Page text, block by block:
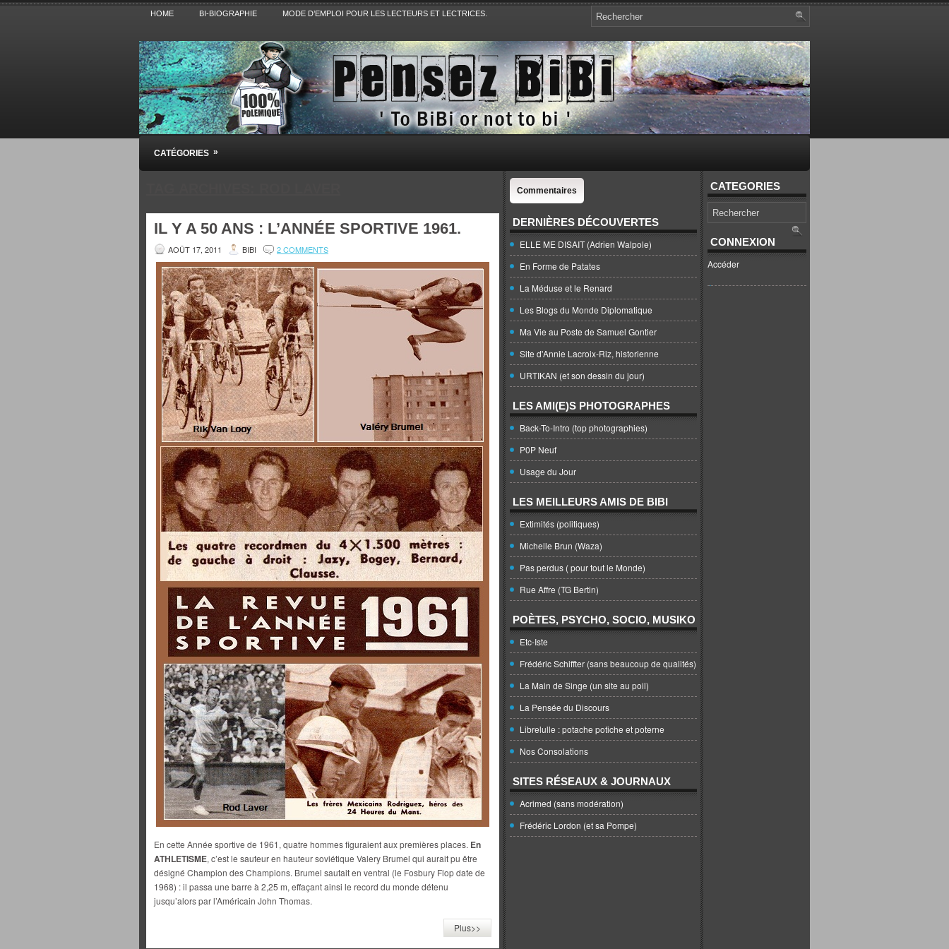
HOME BI-BIOGRAPHIE MODE D’EMPLOI POUR LES LECTEURS ET LECTRICES.
Pensez BiBi
Blog polémique sur l'Actualité, la Culture, la Politique, le Sport,. Avec Revue de presse et de blogs.
CATÉGORIES »
IL Y A 50 ANS : L’ANNÉE SPORTIVE 1961.
AOÛT 17, 2011 BIBI 2 COMMENTS
En cette Année sportive de 1961, quatre hommes figuraient aux premières places. En
ATHLETISME, c’est le sauteur en hauteur soviétique Valery Brumel qui aurait pu être
désigné Champion des Champions. Brumel sautait en ventral (le Fosbury Flop date de
1968) : il passa une barre à 2,25 m, effaçant ainsi le record du monde détenu
jusqu’alors par l’Américain John Thomas.
Plus>>
Commentaires
DERNIÈRES DÉCOUVERTES
ELLE ME DISAIT (Adrien Walpole)
En Forme de Patates
La Méduse et le Renard
Les Blogs du Monde Diplomatique
Ma Vie au Poste de Samuel Gontier
Site d'Annie Lacroix-Riz, historienne
URTIKAN (et son dessin du jour)
LES AMI(E)S PHOTOGRAPHES
Back-To-Intro (top photographies)
P0P Neuf
Usage du Jour
LES MEILLEURS AMIS DE BIBI
Extimités (politiques)
Michelle Brun (Waza)
Pas perdus ( pour tout le Monde)
Rue Affre (TG Bertin)
POÈTES, PSYCHO, SOCIO, MUSIKO
Etc-Iste
Frédéric Schiffter (sans beaucoup de qualités)
La Main de Singe (un site au poil)
La Pensée du Discours
Librelulle : potache potiche et poterne
Nos Consolations
SITES RÉSEAUX & JOURNAUX
Acrimed (sans modération)
Frédéric Lordon (et sa Pompe)
CATEGORIES
CONNEXION
Accéder